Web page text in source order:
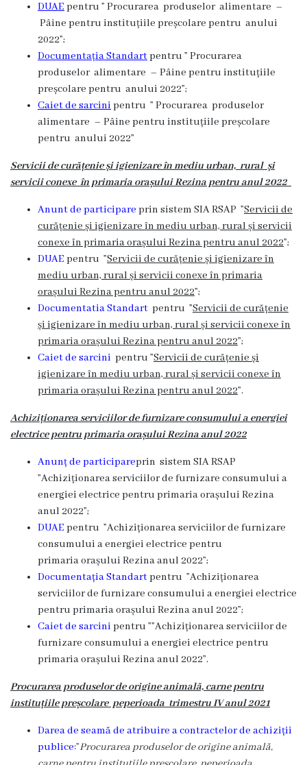
Consiliul
Componența
Consiliului
Secretar
Comisii
de
Activitatea
consiliului
Deciziile
consiliului
Regulamentul
consiliului
Ședințele
Consiliului
Ședința
consiliului
orășenesc
online
Transparență
Licitații
și
achiziții
Rapoarte
Plan
DUAE pentru ” Procurarea produselor alimentare –
Pâine pentru instituțiile preșcolare pentru anului
2022”;
Documentația Standartpentru ” Procurarea
produselor alimentare – Pâine pentru instituțiile
preșcolare pentru anului 2022”;
Caiet de sarcini pentru ” Procurarea produselor
alimentare – Pâine pentru instituțiile preșcolare
pentru anului 2022”
Servicii de curățenie și igienizare în mediu urban, rural și
servicii conexe în primaria orașului Rezina pentru anul 2022
Anunt de participare prin sistem SIA RSAP ”Servicii de
curățenie și igienizare în mediu urban, rural și servicii
conexe în primaria orașului Rezina pentru anul 2022”;
DUAE pentru ”Servicii de curățenie și igienizare în
mediu urban, rural și servicii conexe în primaria
orașului Rezina pentru anul 2022”;
Documentatia Standart pentru ”Servicii de curățenie
și igienizare în mediu urban, rural și servicii conexe în
primaria orașului Rezina pentru anul 2022”;
Caiet de sarcini pentru ”Servicii de curățenie și
igienizare în mediu urban, rural și servicii conexe în
primaria orașului Rezina pentru anul 2022”.
Achiziționarea serviciilor de furnizare consumului a energiei
electrice pentru primaria orașuluiRezina anul 2022
Anunț de participareprin sistem SIA RSAP
”Achiziționarea serviciilor de furnizare consumului a
energiei electrice pentru primariaorașului Rezina
anul 2022”;
DUAE pentru ”Achiziționarea serviciilor de furnizare
consumului a energiei electrice pentru
primariaorașului Rezina anul 2022”;
Documentația Standartpentru ”Achiziționarea
serviciilor de furnizare consumului a energiei electrice
pentru primariaorașului Rezina anul 2022”;
Caiet de sarcini pentru ””Achiziționarea serviciilor de
furnizare consumului a energiei electrice pentru
primariaorașului Rezina anul 2022”.
Procurarea produselor de origine animală, carne pentru
instituțiile preșcolare peperioada trimestru IV anul 2021
Darea de seamă de atribuire a contractelor de achiziții
publice:”Procurarea produselor de origine animală,